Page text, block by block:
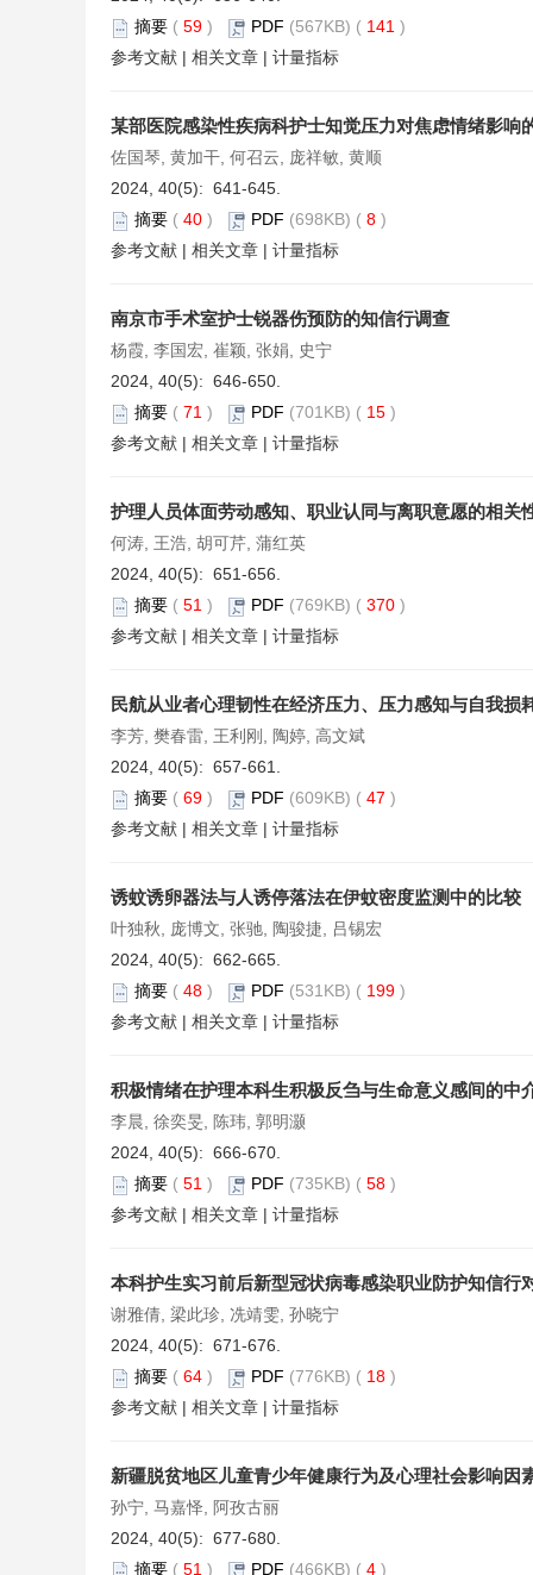
摘要 ( 59 ) PDF (567KB) ( 141 )
参考文献 | 相关文章 | 计量指标
某部医院感染性疾病科护士知觉压力对焦虑情绪影响
佐国琴, 黄加干, 何召云, 庞祥敏, 黄顺
2024, 40(5): 641-645.
摘要 ( 40 ) PDF (698KB) ( 8 )
参考文献 | 相关文章 | 计量指标
南京市手术室护士锐器伤预防的知信行调查
杨霞, 李国宏, 崔颖, 张娟, 史宁
2024, 40(5): 646-650.
摘要 ( 71 ) PDF (701KB) ( 15 )
参考文献 | 相关文章 | 计量指标
护理人员体面劳动感知、职业认同与离职意愿的相关
何涛, 王浩, 胡可芹, 蒲红英
2024, 40(5): 651-656.
摘要 ( 51 ) PDF (769KB) ( 370 )
参考文献 | 相关文章 | 计量指标
民航从业者心理韧性在经济压力、压力感知与自我损
李芳, 樊春雷, 王利刚, 陶婷, 高文斌
2024, 40(5): 657-661.
摘要 ( 69 ) PDF (609KB) ( 47 )
参考文献 | 相关文章 | 计量指标
诱蚊诱卵器法与人诱停落法在伊蚊密度监测中的比较
叶独秋, 庞博文, 张驰, 陶骏捷, 吕锡宏
2024, 40(5): 662-665.
摘要 ( 48 ) PDF (531KB) ( 199 )
参考文献 | 相关文章 | 计量指标
积极情绪在护理本科生积极反刍与生命意义感间的中
李晨, 徐奕旻, 陈玮, 郭明灏
2024, 40(5): 666-670.
摘要 ( 51 ) PDF (735KB) ( 58 )
参考文献 | 相关文章 | 计量指标
本科护生实习前后新型冠状病毒感染职业防护知信行
谢雅倩, 梁此珍, 冼靖雯, 孙晓宁
2024, 40(5): 671-676.
摘要 ( 64 ) PDF (776KB) ( 18 )
参考文献 | 相关文章 | 计量指标
新疆脱贫地区儿童青少年健康行为及心理社会影响因
孙宁, 马嘉怿, 阿孜古丽
2024, 40(5): 677-680.
摘要 ( 51 ) PDF (466KB) ( 4 )